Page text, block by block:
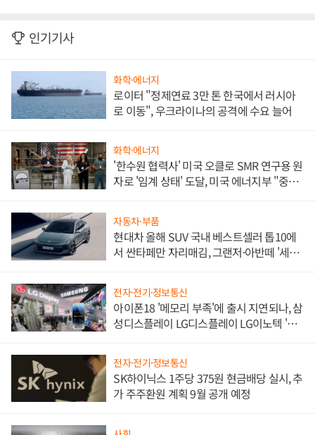
인기기사
화학·에너지
로이터 "정제연료 3만 톤 한국에서 러시아
로 이동", 우크라이나의 공격에 수요 늘어
화학·에너지
'한수원 협력사' 미국 오클로 SMR 연구용 원
자로 '임계 상태' 도달, 미국 에너지부 "중요
자동차·부품
현대차 올해 SUV 국내 베스트셀러 톱10에
서 싼타페만 자리매김, 그랜저·아반떼 '세단
전자·전기·정보통신
아이폰18 '메모리 부족'에 출시 지연되나, 삼
성디스플레이 LG디스플레이 LG이노텍 '탈
전자·전기·정보통신
SK하이닉스 1주당 375원 현금배당 실시, 추
가 주주환원 계획 9월 공개 예정